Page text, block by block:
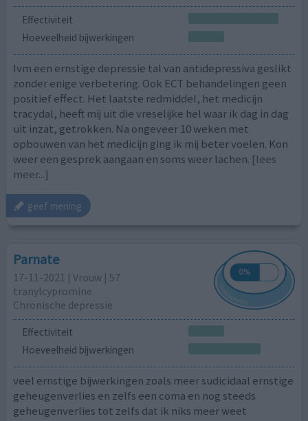
Effectiviteit
Hoeveelheid bijwerkingen
Ivm een ernstige depressie tal van antidepressiva geslikt
zonder enige verbetering. Ook ECT behandelingen geen
positief effect. Het laatste redmiddel, het medicijn
tracydal, heeft mij uit die vreselijke hel waar ik dag in dag
uit inzat, getrokken. Na ongeveer 10 weken met
opbouwen van het medicijn ging ik mij beter voelen. Kon
weer een gesprek aangaan en soms weer lachen. [lees
meer...]
geef mening
Parnate
17-11-2021 | Vrouw | 57
tranylcypromine
Chronische depressie
Effectiviteit
Hoeveelheid bijwerkingen
veel ernstige bijwerkingen zoals meer sudicidaal ernstige
geheugenverlies en zelfs een coma en nog steeds
geheugenverlies tot zelfs dat ik niks meer weet